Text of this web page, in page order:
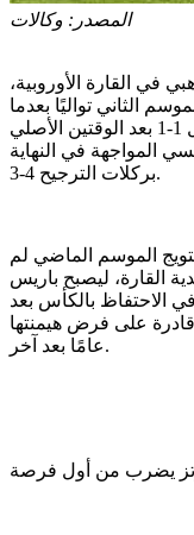
المصدر: وكالات
في القارة الأوروبية،
الثاني تواليًا بعدما
تجاوز آرسنال في نهائي مثير انتهى بالتعادل 1-1 بعد الوقتين الأصلي
المواجهة في النهاية
بركلات الترجيح 4-3.
الموسم الماضي لم
القارة، ليصبح باريس
الاحتفاظ بالكأس بعد
على فرض هيمنتها
عامًا بعد آخر.
يضرب من أول فرصة